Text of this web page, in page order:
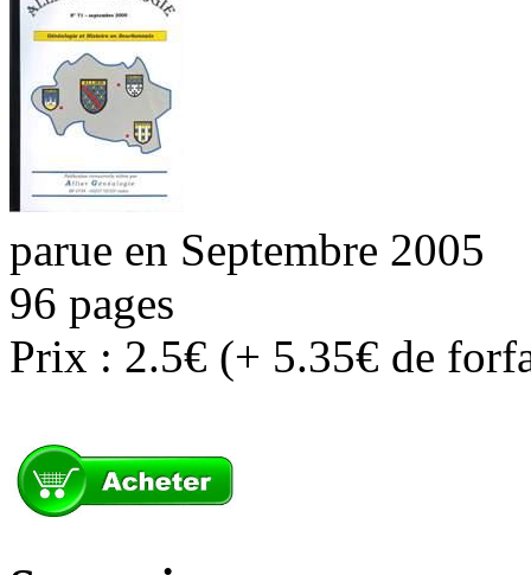
parue en Septembre 2005
96 pages
Prix : 2.5€ (+ 5.35€ de